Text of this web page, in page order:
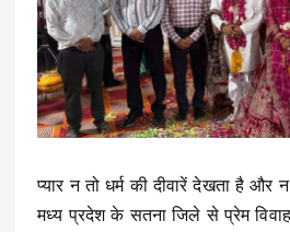
प्यार न तो धर्म की दीवारें देखता है और
मध्य प्रदेश के सतना जिले से प्रेम